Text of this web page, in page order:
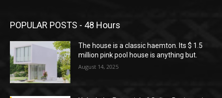
POPULAR POSTS - 48 Hours
The house is a classic haemton. Its $ 1.5
million pink pool house is anything but.
August 14, 2025